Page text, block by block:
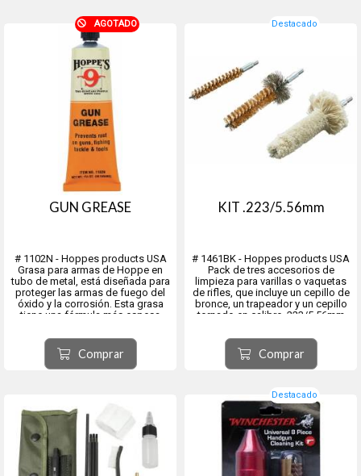
AGOTADO
GUN GREASE
# 1102N - Hoppes products USA
Grasa para armas de Hoppe en
tubo de metal, está diseñada para
proteger las armas de fuego del
óxido y la corrosión. Esta grasa
tiene una fórmula más espesa
proteger durante el
almacenamiento. Viene en un tubo
de metal con tapita de ...
Comprar
Destacado
KIT .223/5.56mm
# 1461BK - Hoppes products USA
Pack de tres accesorios de
limpieza para varillas o vaquetas
de rifles, que incluye un cepillo de
bronce, un trapeador y un cepillo
tornado en calibre .223/5.56mm
Especial semi autos.
El kit de cepillo e hisopo de 3
piezas de Hoppe incluye...
Comprar
Destacado